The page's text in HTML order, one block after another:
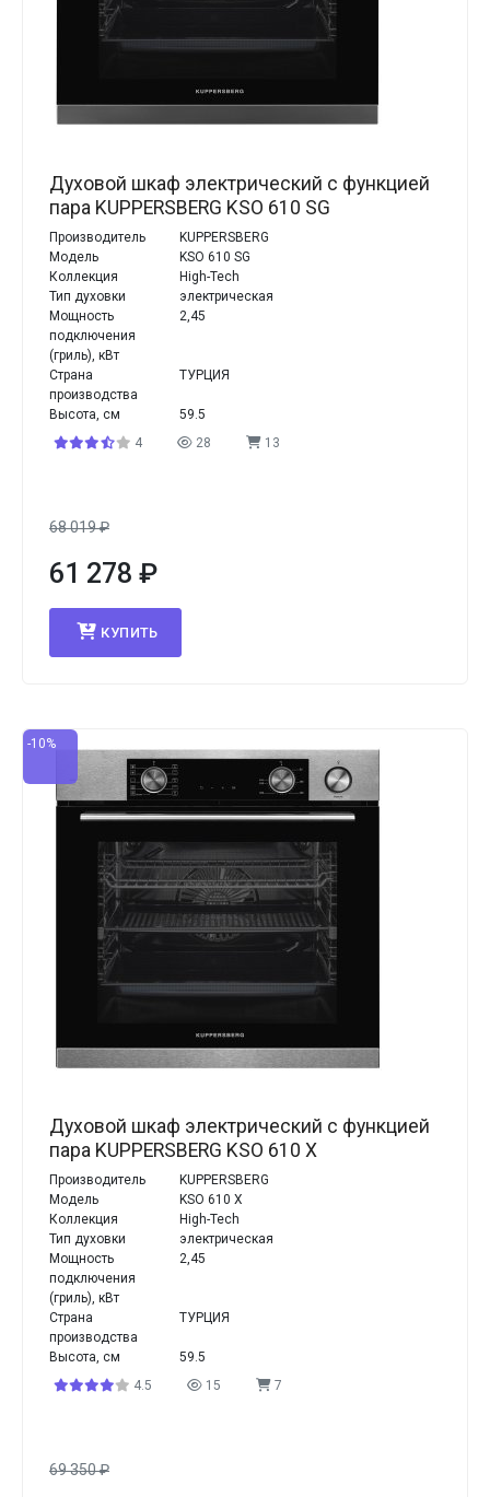
Духовой шкаф электрический с функцией
пара KUPPERSBERG KSO 610 SG
Производитель
KUPPERSBERG
Модель
KSO 610 SG
Коллекция
High-Tech
Тип духовки
электрическая
Мощность
подключения
(гриль), кВт
2,45
Страна
производства
ТУРЦИЯ
Высота, см
59.5
4
28 13
68 019₽
61 278 ₽
КУПИТЬ
-10%
Духовой шкаф электрический с функцией
пара KUPPERSBERG KSO 610 X
Производитель
KUPPERSBERG
Модель
KSO 610 X
Коллекция
High-Tech
Тип духовки
электрическая
Мощность
подключения
(гриль), кВт
2,45
Страна
производства
ТУРЦИЯ
Высота, см
59.5
4.5
15 7
69 350₽